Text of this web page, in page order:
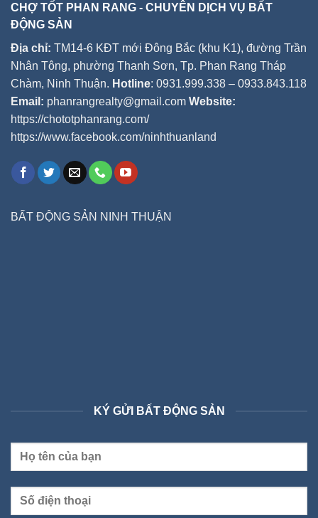
CHỢ TỐT PHAN RANG - CHUYÊN DỊCH VỤ BẤT
ĐỘNG SẢN
Địa chỉ: TM14-6 KĐT mới Đông Bắc (khu K1), đường Trần
Nhân Tông, phường Thanh Sơn, Tp. Phan Rang Tháp
Chàm, Ninh Thuận. Hotline: 0931.999.338 – 0933.843.118
Email: phanrangrealty@gmail.com Website:
https://chototphanrang.com/
https://www.facebook.com/ninhthuanland
BẤT ĐỘNG SẢN NINH THUẬN
KÝ GỬI BẤT ĐỘNG SẢN